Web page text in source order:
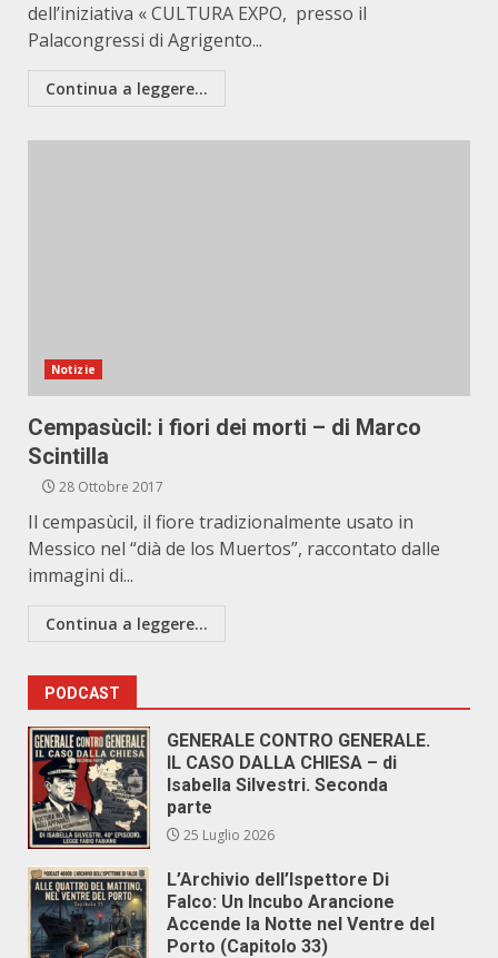
dell’iniziativa « CULTURA EXPO, presso il
Palacongressi di Agrigento...
Continua a leggere...
Notizie
Cempasùcil: i fiori dei morti – di Marco
Scintilla
28 Ottobre 2017
Il cempasùcil, il fiore tradizionalmente usato in
Messico nel “dià de los Muertos”, raccontato dalle
immagini di...
Continua a leggere...
PODCAST
GENERALE CONTRO GENERALE.
IL CASO DALLA CHIESA – di
Isabella Silvestri. Seconda
parte
25 Luglio 2026
L’Archivio dell’Ispettore Di
Falco: Un Incubo Arancione
Accende la Notte nel Ventre del
Porto (Capitolo 33)